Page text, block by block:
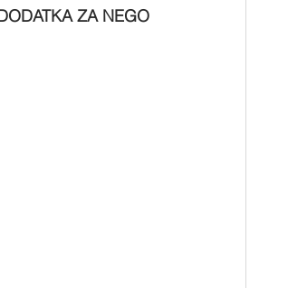
ZA NEGO